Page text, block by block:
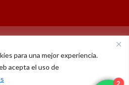
para una mejor experiencia.
acepta el uso de
YoutubeInstagram
X